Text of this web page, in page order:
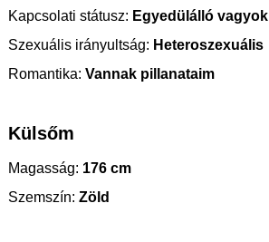
Kapcsolati státusz: Egyedülálló vagyok
Szexuális irányultság: Heteroszexuális
Romantika: Vannak pillanataim
Külsőm
Magasság: 176 cm
Szemszín: Zöld